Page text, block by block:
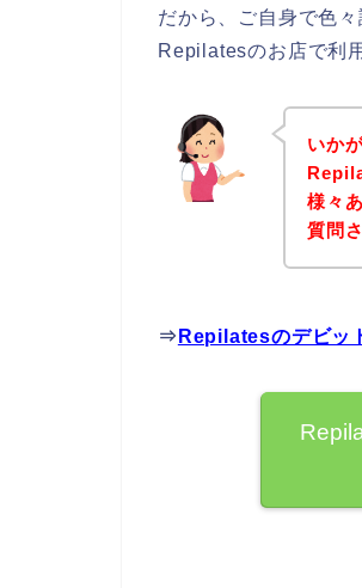
だから、ご自身で色
Repilatesのお店で利
いか
様々
質問
⇒ Repilatesのデビッ